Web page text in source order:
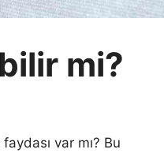
mi?
var mı? Bu